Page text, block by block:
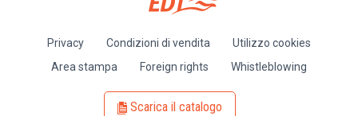
Privacy Condizioni di vendita
Utilizzo cookies
Area stampa
Foreign rights Whistleblowing
Scarica il catalogo